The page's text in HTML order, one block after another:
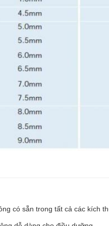
có sẵn trong tất cả các kích